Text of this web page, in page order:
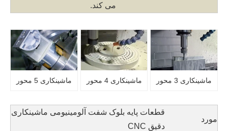
می کند.
ماشینکاری 3 محور ماشینکاری 4 محور ماشینکاری 5 محور
مورد
قطعات پایه بلوک شفت آلومینیومی ماشینکاری
دقیق CNC